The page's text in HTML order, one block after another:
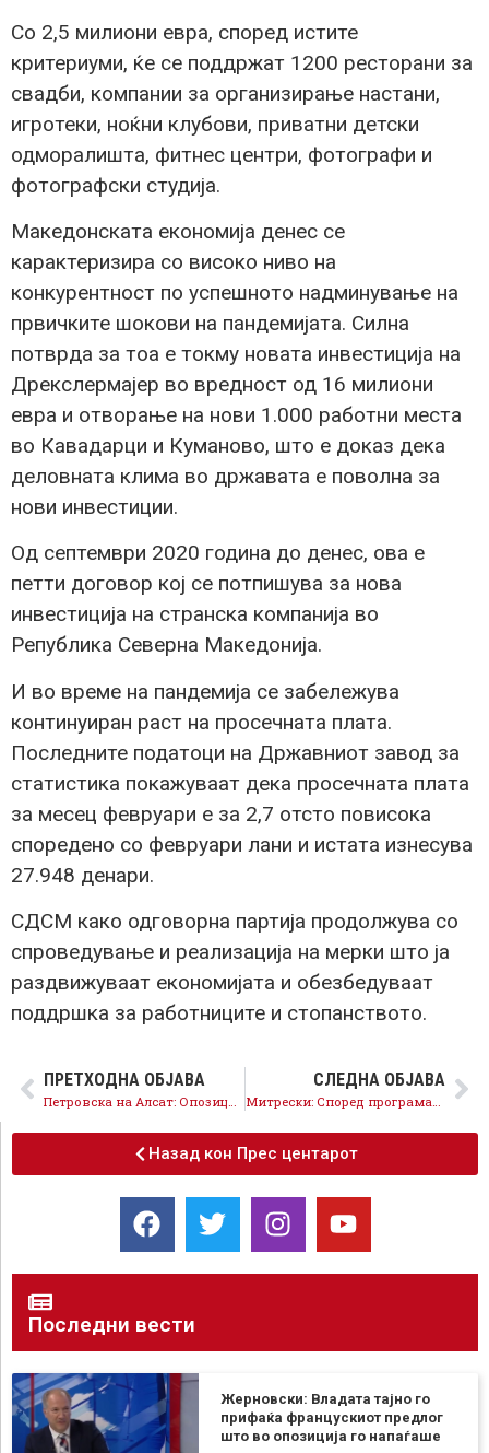
Со 2,5 милиони евра, според истите
критериуми, ќе се поддржат 1200 ресторани за
свадби, компании за организирање настани,
игротеки, ноќни клубови, приватни детски
одморалишта, фитнес центри, фотографи и
фотографски студија.
Македонската економија денес се
карактеризира со високо ниво на
конкурентност по успешното надминување на
првичките шокови на пандемијата. Силна
потврда за тоа е токму новата инвестиција на
Дрекслермајер во вредност од 16 милиони
евра и отворање на нови 1.000 работни места
во Кавадарци и Куманово, што е доказ дека
деловната клима во државата е поволна за
нови инвестиции.
Од септември 2020 година до денес, ова е
петти договор кој се потпишува за нова
инвестиција на странска компанија во
Република Северна Македонија.
И во време на пандемија се забележува
континуиран раст на просечната плата.
Последните податоци на Државниот завод за
статистика покажуваат дека просечната плата
за месец февруари е за 2,7 отсто повисока
споредено со февруари лани и истата изнесува
27.948 денари.
СДСМ како одговорна партија продолжува со
спроведување и реализација на мерки што ја
раздвижуваат економијата и обезбедуваат
поддршка за работниците и стопанството.
ПРЕТХОДНА ОБЈАВА СЛЕДНА ОБЈАВА
Назад кон Прес центарот
Последни вести
Жерновски: Владата тајно го
прифаќа францускиот предлог
што во опозиција го напаѓаше